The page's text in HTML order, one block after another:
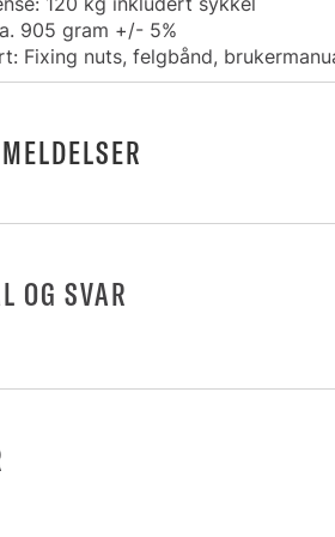
905 gram +/- 5%
Fixing nuts, felgbånd,
OG SVAR